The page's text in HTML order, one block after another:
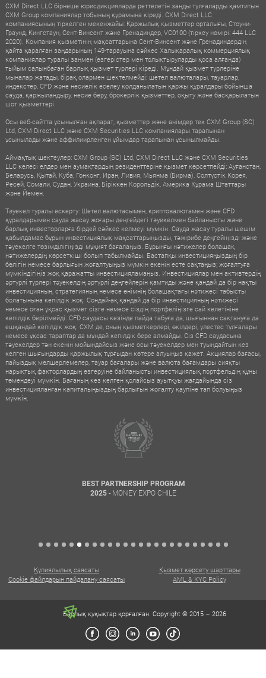
CXM Direct LLC бірнеше юрисдикцияларда реттелетін заңды тұлғаларды қамтитын
CXM Group компаниялар тобының құрамына кіреді. CXM Direct LLC
компаниясының тіркелген мекенжайы: Қаржылық қызметтер орталығы, Стоуни-
Граунд, Кингстаун, Сент-Винсент және Гренадиндер, VC0100 (тіркеу нөмірі: 444 LLC
2020). Компания қызметінің мақсаттарына Сент-Винсент және Гренадиндердің
қайта қаралған заңдарының 149-тарауына сәйкес Халықаралық коммерциялық
компаниялар туралы заңмен (өзгерістер мен толықтыруларды қоса алғанда)
тыйым салынбаған барлық қызмет түрлері кіреді. Мұндай қызмет түрлеріне
мыналар жатады, бірақ олармен шектелмейді: шетел валюталары, тауарлар,
индекстер, CFD және несиелік еселеу қолданылатын қаржы құралдары бойынша
сауда, қаржыландыру, несие беру, брокерлік қызметтер, оқыту және басқарылатын
шот қызметтері.
Осы веб-сайтта ұсынылған ақпарат, қызметтер және өнімдер тек CXM Group (SC)
Ltd, CXM Direct LLC және CXM Securities LLC компаниялары тарапынан
ұсынылады және аффилиирленген ұйымдар тарапынан ұсынылмайды.
Аймақтық шектеулер: CXM Group (SC) Ltd, CXM Direct LLC және CXM Securities
LLC келесі елдер мен аумақтардың резиденттеріне қызмет көрсетпейді: Ауғанстан,
Беларусь, Қытай, Куба, Гонконг, Иран, Ливия, Мьянма (Бирма), Солтүстік Корея,
Ресей, Сомали, Судан, Украина, Біріккен Корольдік, Америка Құрама Штаттары
және Йемен.
Тәуекел туралы ескерту: Шетел валютасымен, криптовалютамен және CFD
құралдарымен сауда жасау жоғары деңгейдегі тәуекелмен байланысты және
барлық инвесторларға бірдей сәйкес келмеуі мүмкін. Сауда жасау туралы шешім
қабылдамас бұрын инвестициялық мақсаттарыңызды, тәжірибе деңгейіңізді және
тәуекелге төзімділігіңізді мұқият бағалаңыз. Бұрынғы нәтижелер болашақ
нәтижелердің көрсеткіші болып табылмайды. Бастапқы инвестицияңыздың бір
бөлігін немесе барлығын жоғалтуыңыз мүмкін екенін есте сақтаңыз; жоғалтуға
мүмкіндігіңіз жоқ қаражатты инвестицияламаңыз. Инвестициялар мен активтердің
әртүрлі түрлері тәуекелдің әртүрлі деңгейлерін қамтиды және қандай да бір нақты
инвестицияның, стратегияның немесе өнімнің болашақтағы нәтижесі табысты
болатынына кепілдік жоқ. Сондай-ақ қандай да бір инвестицияның нәтижесі
немесе оған ұқсас қызмет сізге немесе сіздің портфеліңізге сай келетініне
кепілдік берілмейді. CFD саудасы кезінде пайда табуға да, шығыннан сақтануға да
ешқандай кепілдік жоқ. CXM де, оның қызметкерлері, өкілдері, үлестес тұлғалары
немесе ұқсас тараптар да мұндай кепілдік бере алмайды. Сіз CFD саудасына
тәуекелдер тән екенін мойындайсыз және осы тәуекелдер мен туындайтын кез
келген шығындарды қаржылық тұрғыдан көтере алуыңыз қажет. Акциялар бағасы,
пайыздық мөлшерлемелер, тауар бағалары және валюта бағамдары сияқты
нарықтық факторлардың өзгеруіне байланысты инвестициялық портфельдің құны
төмендеуі мүмкін. Бағаның кез келген қолайсыз ауытқуы жағдайында сіз
инвестицияланған капиталыңыздың барлығын жоғалту қаупіне тап болуыңыз
мүмкін.
BEST PARTNERSHIP PROGRAM
2025 - MONEY EXPO CHILE
Құпиялылық саясаты
Қызмет көрсету шарттары
Cookie файлдарын пайдалану саясаты
AML & KYC Policy
Барлық құқықтар қорғалған. Copyright © 2015 – 2026